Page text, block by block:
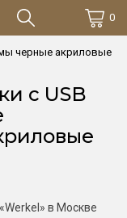
0
черные акриловые
с USB
в Москве